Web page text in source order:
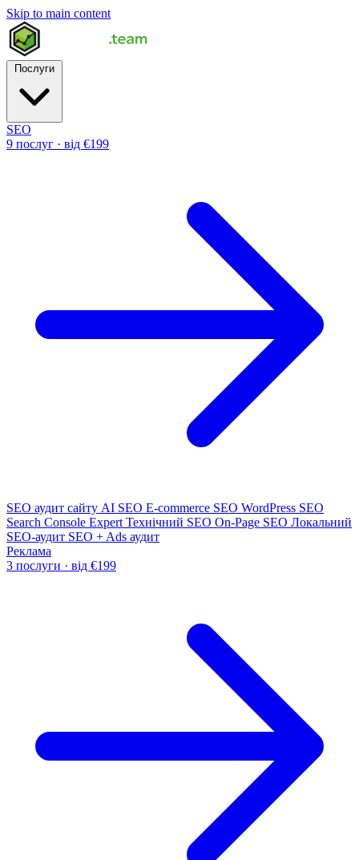
Skip to main content
SEO
9 послуг · від €199
SEO аудит сайту AI SEO E-commerce SEO WordPress SEO
Search Console Expert Технічний SEO On-Page SEO Локальний
SEO-аудит SEO + Ads аудит
Реклама
3 послуги · від €199